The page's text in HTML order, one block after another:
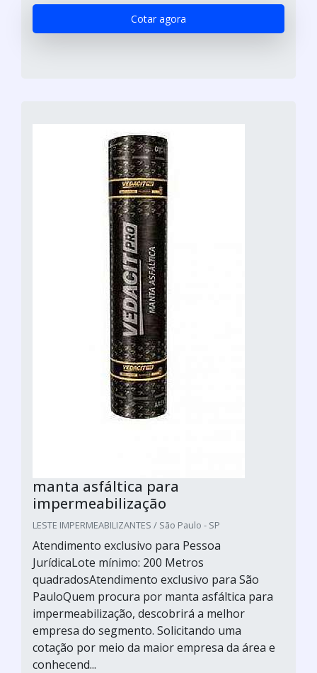
Cotar agora
manta asfáltica para
impermeabilização
LESTE IMPERMEABILIZANTES / São Paulo - SP
Atendimento exclusivo para Pessoa
JurídicaLote mínimo: 200 Metros
quadradosAtendimento exclusivo para São
PauloQuem procura por manta asfáltica para
impermeabilização, descobrirá a melhor
empresa do segmento. Solicitando uma
cotação por meio da maior empresa da área e
conhecend...